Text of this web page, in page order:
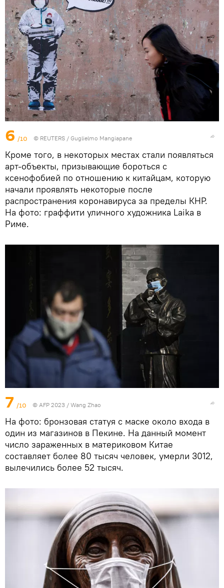
6 /10 © REUTERS / Guglielmo Mangiapane
Кроме того, в некоторых местах стали появляться
арт-объекты, призывающие бороться с
ксенофобией по отношению к китайцам, которую
начали проявлять некоторые после
распространения коронавируса за пределы КНР.
На фото: граффити уличного художника Laika в
Риме.
7 /10 © AFP 2023 / Wang Zhao
На фото: бронзовая статуя с маске около входа в
один из магазинов в Пекине. На данный момент
число зараженных в материковом Китае
составляет более 80 тысяч человек, умерли 3012,
вылечились более 52 тысяч.